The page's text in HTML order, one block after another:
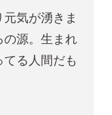
元気が湧きま
の源。生まれ
る人間だも